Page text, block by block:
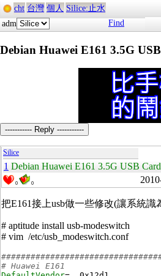
cht 台灣 個人 Silice:止水
adm
Find
Debian Huawei E161 3.5G
----------- Reply -----------
Silice
1 Debian Huawei E161 3.5G USB
0 0
把E161接上usb做一些修改(讓系統識
# aptitude install usb-modeswitch
# vim /etc/usb_modeswitch.conf
# Huawei E161